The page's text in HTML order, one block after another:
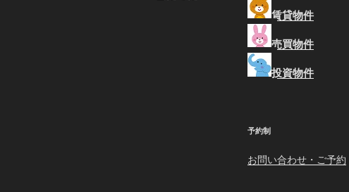
賃貸物件
売買物件
投資物件
予約制
お問い合わせ・ご予約